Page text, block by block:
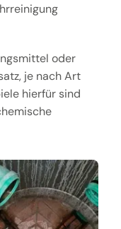
oder
je nach Art
hierfür sind